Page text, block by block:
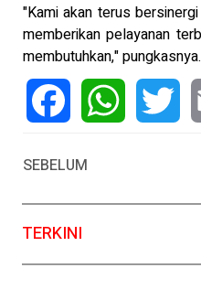
"Kami akan terus
memberikan pelayanan
membutuhkan,"
SEBELUM
TERKINI